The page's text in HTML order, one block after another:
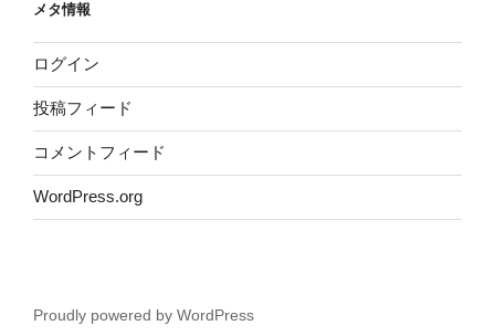
メタ情報
ログイン
投稿フィード
コメントフィード
WordPress.org
Proudly powered by WordPress